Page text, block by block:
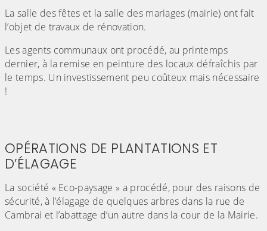
La salle des fêtes et la salle des mariages (mairie) ont fait
l’objet de travaux de rénovation.
Les agents communaux ont procédé, au printemps
dernier, à la remise en peinture des locaux défraîchis par
le temps. Un investissement peu coûteux mais nécessaire
!
OPÉRATIONS DE PLANTATIONS ET
D’ÉLAGAGE
La société « Eco-paysage » a procédé, pour des raisons de
sécurité, à l’élagage de quelques arbres dans la rue de
Cambrai et l’abattage d’un autre dans la cour de la Mairie.